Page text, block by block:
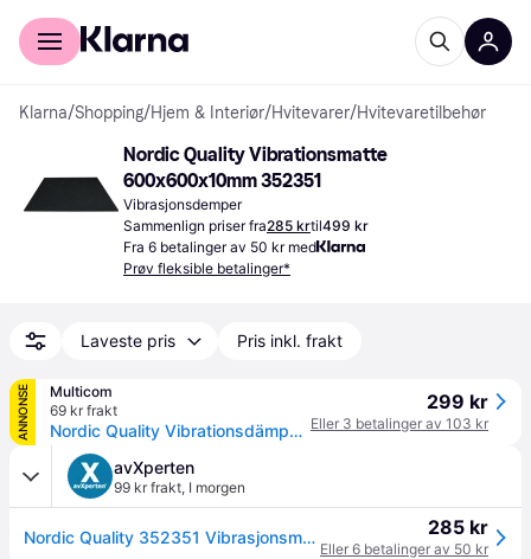
For kunder
Klarna/Shopping/Hjem & Interiør/Hvitevarer/Hvitevaretilbehør
Nordic Quality Vibrationsmatte
600x600x10mm 352351
Vibrasjonsdemper
Sammenlign priser fra285 krtil499 kr
Fra 6 betalinger av 50 kr med
Prøv fleksible betalinger*
Laveste pris Pris inkl. frakt
ANNONSE
Multicom
69 kr frakt
Nordic Quality Vibrationsdämpande matta 600x600x10mm (WXVM)
299 kr
Eller 3 betalinger av 103 kr
avXperten
99 kr frakt, I morgen
Nordic Quality 352351 Vibrasjonsmatte til vaskemaskin og tørketrommel – 600x600x10 mm 285 kr
Eller 6 betalinger av 50 kr